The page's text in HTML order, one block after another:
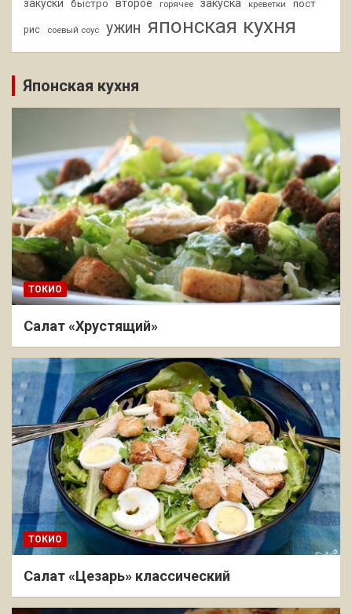
закуски
быстро второе горячее закуска креветки пост
рис соевый соус ужин японская кухня
Японская кухня
ТОКИО
Салат «Хрустящий»
ТОКИО
Салат «Цезарь» классический